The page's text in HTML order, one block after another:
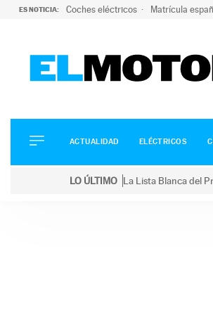
ES NOTICIA: Coches eléctricos Matrícula
ELÉCTRICOS
CONDUCIR
ACTUALIDAD ELÉCTRICOS
LO ÚLTIMO La Lista Blanca del